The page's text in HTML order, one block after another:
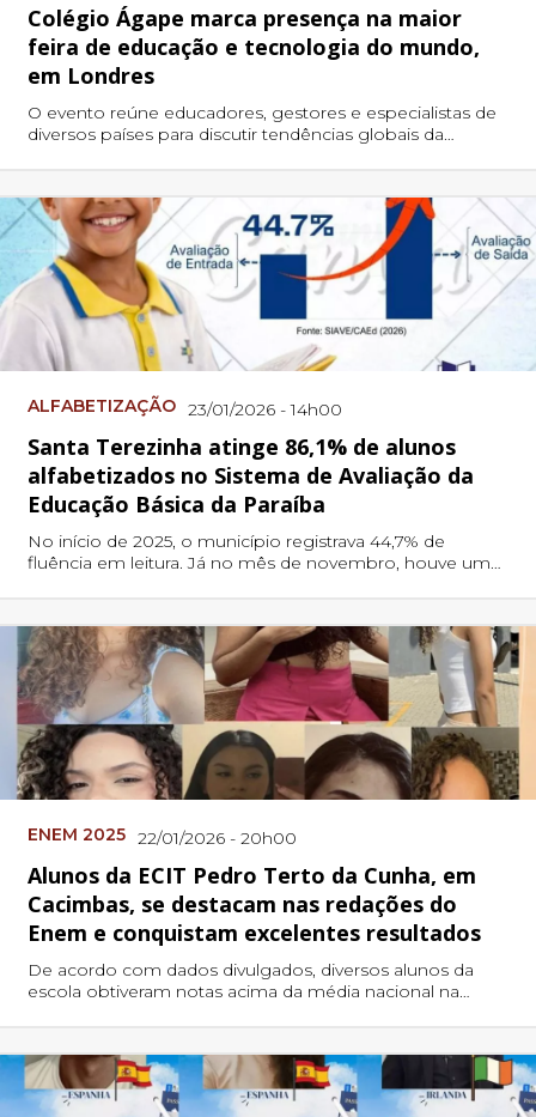
Colégio Ágape marca presença na maior
feira de educação e tecnologia do mundo,
em Londres
O evento reúne educadores, gestores e especialistas de
diversos países para discutir tendências globais da
o futuro.
ALFABETIZAÇÃO 23/01/2026 - 14h00
Santa Terezinha atinge 86,1% de alunos
alfabetizados no Sistema de Avaliação da
Educação Básica da Paraíba
No início de 2025, o município registrava 44,7% de
fluência em leitura. Já no mês de novembro, houve um
ENEM 2025 22/01/2026 - 20h00
Alunos da ECIT Pedro Terto da Cunha, em
Cacimbas, se destacam nas redações do
Enem e conquistam excelentes resultados
De acordo com dados divulgados, diversos alunos da
escola obtiveram notas acima da média nacional na
exame.